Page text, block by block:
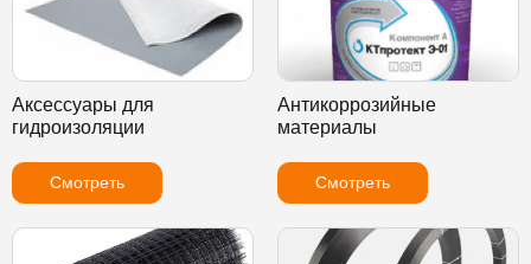
Аксессуары для
гидроизоляции
Смотреть
Антикоррозийные
материалы
Смотреть